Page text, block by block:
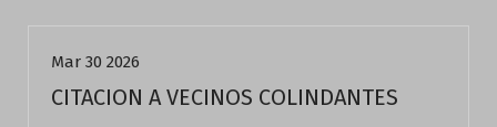
Mar 30 2026
CITACION A VECINOS COLINDANTES